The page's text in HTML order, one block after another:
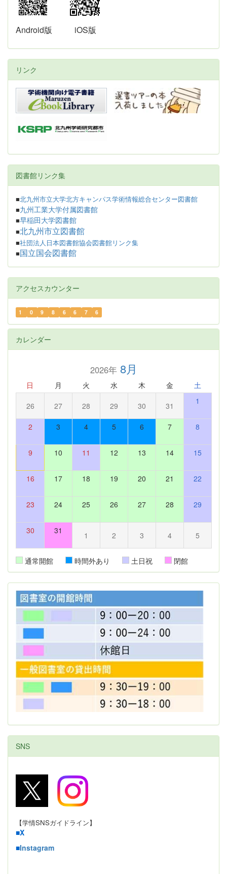
Android版 iOS版
リンク
図書館リンク集
■北九州市立大学北方キャンパス学術情報総合センター図書館
■九州工業大学付属図書館
■早稲田大学図書館
■北九州市立図書館
■社団法人日本図書館協会図書館リンク集
■ 国立国会図書館
アクセスカウンター
1 0 9 8 6 6 7 6
カレンダー
2026年8月
日 月 火 水 木 金 土
26 27 28 29 30 31 1
2 3 4 5 6 7 8
9 10 11 12 13 14 15
16 17 18 19 20 21 22
23 24 25 26 27 28 29
30 31 1 2 3 4 5
通常開館 時間外あり 土日祝 閉館
SNS
【学情SNSガイドライン】
■X
■Instagram